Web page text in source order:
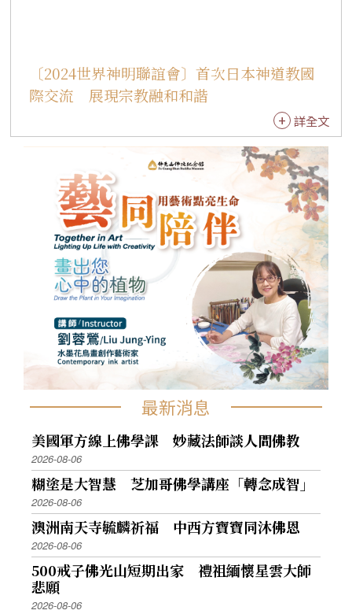
吒》，演繹三太子從誕生、拜師太乙真人到降魔
護民的故事，刻畫少年勇武與慈悲並存的精神，
「東方微笑．跨越千年──麥積山石窟藝術特
展」，深入解析中國四大石窟的歷史脈絡，透過
雕塑與壁畫之美，引領穿越千年時空，感受佛教
藝術的深厚底蘊。 神明聯誼會邁入第15年，統計
有1100家宮廟與會，其中147家宮廟參與達9次以
上，佛光山特別於其儀旗掛上紅綵「佛祖旗」以
示尊榮，另外，今年首次參加的宮廟有220家。
〔2024世界神明聯誼會〕首次日本神道教國
際交流 展現宗教融和和諧
詳全文
最新消息
美國軍方線上佛學課 妙藏法師談人間佛教
2026-08-06
糊塗是大智慧 芝加哥佛學講座「轉念成智」
2026-08-06
澳洲南天寺毓麟祈福 中西方寶寶同沐佛恩
2026-08-06
500戒子佛光山短期出家 禮祖緬懷星雲大師
悲願
2026-08-06